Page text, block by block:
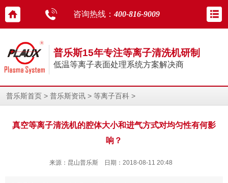
咨询热线： 400-816-9009
普乐斯15年专注等离子清洗机研制
低温等离子表面处理系统方案解决商
普乐斯首页 > 普乐斯资讯 > 等离子百科 >
真空等离子清洗机的腔体大小和进气方式对均匀性有何影
响？
来源：昆山普乐斯 日期：2018-08-11 20:48